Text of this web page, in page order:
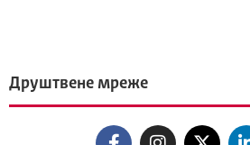
Друштвене мреже